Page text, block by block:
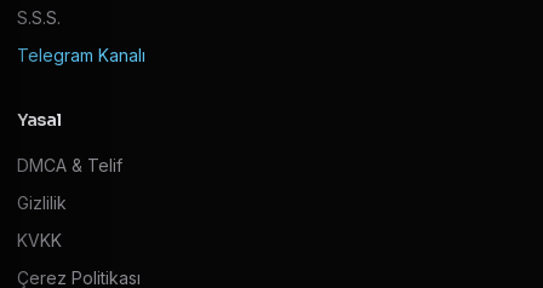
S.S.S.
Telegram Kanalı
Yasal
DMCA & Telif
Gizlilik
KVKK
Çerez Politikası